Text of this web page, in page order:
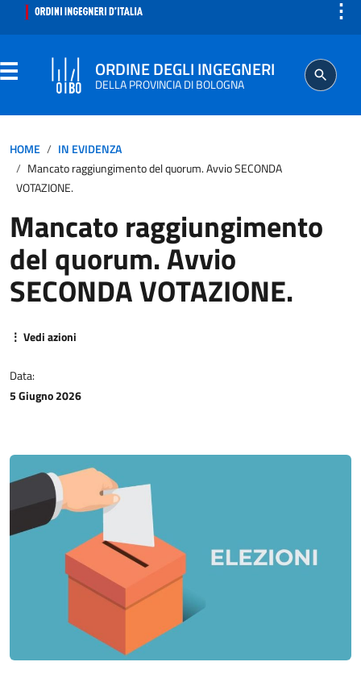
⋮
ORDINE DEGLI INGEGNERI
DELLA PROVINCIA DI BOLOGNA
SEGRETERIA
ISCRITTO
PROFESSIONE
HOME
IN EVIDENZA
Mancato raggiungimento del quorum. Avvio SECONDA
VOTAZIONE.
Mancato raggiungimento
del quorum. Avvio
SECONDA VOTAZIONE.
⋮ Vedi azioni
Data:
5 Giugno 2026